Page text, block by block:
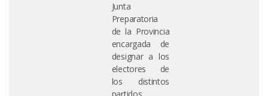
Junta
Preparatoria
de la Provincia
encargada de
designar a los
electores de
los distintos